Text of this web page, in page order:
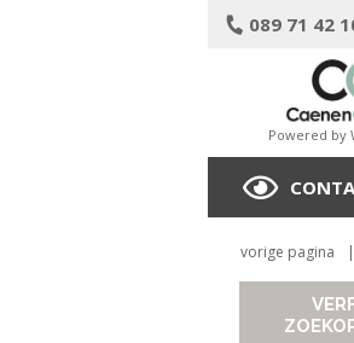
089 71 42
Powered by
vorige pagina |